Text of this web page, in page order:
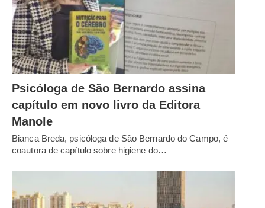
Psicóloga de São Bernardo assina
capítulo em novo livro da Editora
Manole
Bianca Breda, psicóloga de São Bernardo do Campo, é
coautora de capítulo sobre higiene do…